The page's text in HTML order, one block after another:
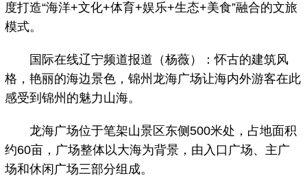
度打造“海洋+文化+体育+娱乐+生态+美食”融合的文旅
模式。
国际在线辽宁频道报道（杨薇）：怀古的建筑风
格，艳丽的海边景色，锦州龙海广场让海内外游客在此
感受到锦州的魅力山海。
龙海广场位于笔架山景区东侧500米处，占地面积
约60亩，广场整体以大海为背景，由入口广场、主广
场和休闲广场三部分组成。